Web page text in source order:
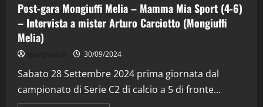
Post-gara Mongiuffi Melia – Mamma Mia Sport (4-6)
– Intervista a mister Arturo Carciotto (Mongiuffi
Melia)
30/09/2024
Sabato 28 Settembre 2024 prima giornata dal
campionato di Serie C2 di calcio a 5 di fronte...
2
“SportEmpire” in Podcast: 29^ Puntata
(Martedi 28 Aprile 2026)
28/04/2026